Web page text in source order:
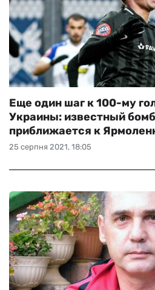
РІЗНЕ
БУКМЕКЕРИ
25 серпня 2021, 18:05
Еще один шаг к 100-му
Украины: известный
приближается к